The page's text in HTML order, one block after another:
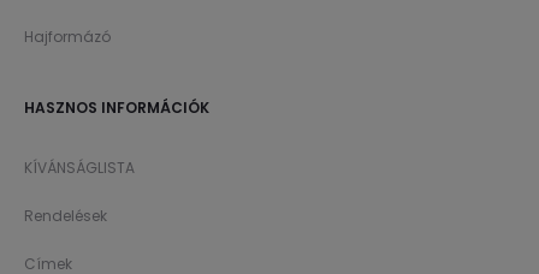
Hajformázó
HASZNOS INFORMÁCIÓK
KÍVÁNSÁGLISTA
Rendelések
Címek